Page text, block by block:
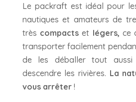
Le packraft est idéal pour
nautiques et amateurs de
très compacts et légers, ce
transporter facilement
de les déballer tout aussi
descendre les rivières. La
vous arrêter!